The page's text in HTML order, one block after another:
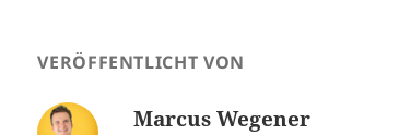
VERÖFFENTLICHT VON
Marcus Wegener